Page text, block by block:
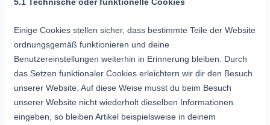
Einige Cookies stellen sicher, dass bestimmte Teile der Website
ordnungsgemäß funktionieren und deine
Benutzereinstellungen weiterhin in Erinnerung bleiben. Durch
das Setzen funktionaler Cookies erleichtern wir dir den Besuch
unserer Website. Auf diese Weise musst du beim Besuch
unserer Website nicht wiederholt dieselben Informationen
eingeben, so bleiben Artikel beispielsweise in deinem